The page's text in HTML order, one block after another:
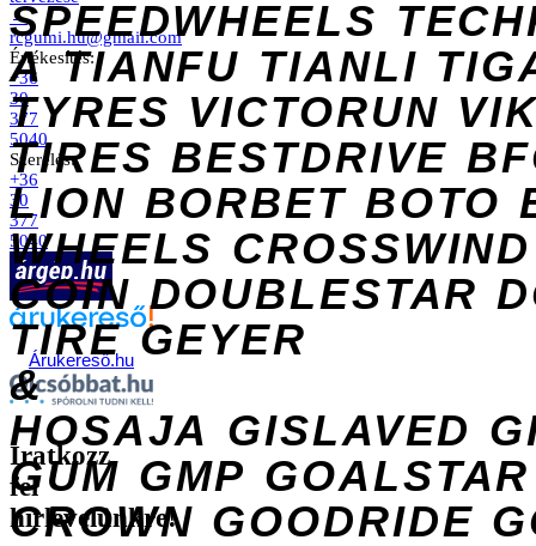
SPEEDWHEELS
A TIANFU TIANLI
TYRES VICTORUN
TIRES BESTDRIVE
LION BORBET BOTO
WHEELS CROSSWIND
COIN DOUBLESTAR
TIRE GEYER
&
HOSAJA GISLAVED
GUM GMP GOALSTAR
CROWN GOODRIDE
→
rcgumi.hu@gmail.com
Értékesítés:
+36
30
377
5040
Szerelés:
+36
30
377
5040
Árukereső.hu
Iratkozz
fel
hírlevelünkre!